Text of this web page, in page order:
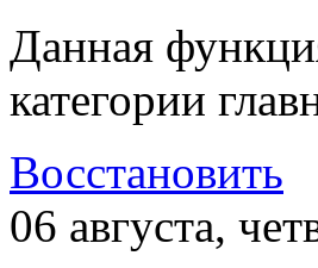
Данная
категории
Восстановить
06 августа,